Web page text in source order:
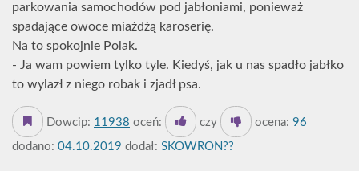
parkowania samochodów pod jabłoniami, ponieważ
spadające owoce miażdżą karoserię.
Na to spokojnie Polak.
- Ja wam powiem tylko tyle. Kiedyś, jak u nas spadło jabłko
to wylazł z niego robak i zjadł psa.
Dowcip: 11938 oceń: czy ocena: 96
dodano: 04.10.2019 dodał: SKOWRON??